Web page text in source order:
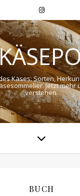
Käses: Sorten,
Jetzt mehr
verstehen.
BUCH